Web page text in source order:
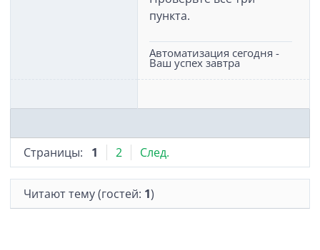
пункта.
Автоматизация сегодня -
Ваш успех завтра
Страницы: 1 2 След.
Читают тему (гостей: 1)